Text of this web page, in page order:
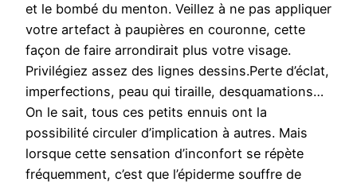
et le bombé du menton. Veillez à ne pas appliquer
votre artefact à paupières en couronne, cette
façon de faire arrondirait plus votre visage.
Privilégiez assez des lignes dessins.Perte d’éclat,
imperfections, peau qui tiraille, desquamations…
On le sait, tous ces petits ennuis ont la
possibilité circuler d’implication à autres. Mais
lorsque cette sensation d’inconfort se répète
fréquemment, c’est que l’épiderme souffre de